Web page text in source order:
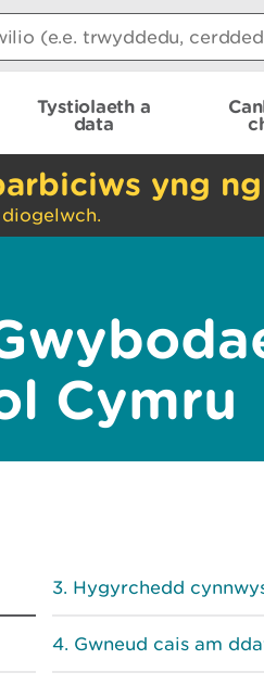
Tystiolaeth a
data
yng
Cymru
Hygyrchedd
Gwneud cais am